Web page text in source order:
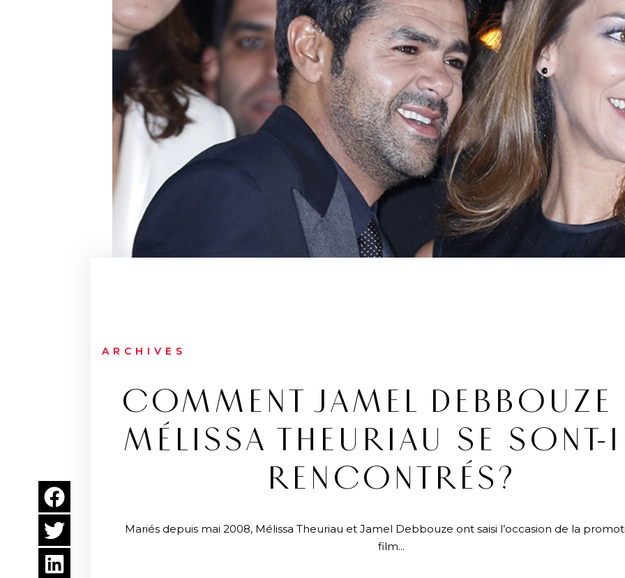
ARCHIVES
COMMENT JAMEL DEBBOUZE
MÉLISSA THEURIAU SE SONT-
RENCONTRÉS?
Mariés depuis mai 2008, Mélissa Theuriau et Jamel Debbouze ont saisi l’occasion de la
film...